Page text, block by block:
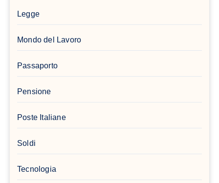
Legge
Mondo del Lavoro
Passaporto
Pensione
Poste Italiane
Soldi
Tecnologia